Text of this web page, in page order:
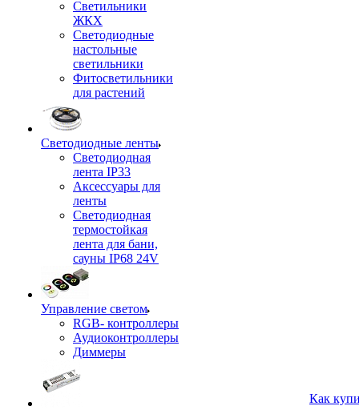
Светильники
ЖКХ
Светодиодные
настольные
светильники
Фитосветильники
для растений
Светодиодные ленты
Светодиодная
лента IP33
Аксессуары для
ленты
Светодиодная
термостойкая
лента для бани,
сауны IP68 24V
Управление светом
RGB- контроллеры
Аудиоконтроллеры
Диммеры
Как